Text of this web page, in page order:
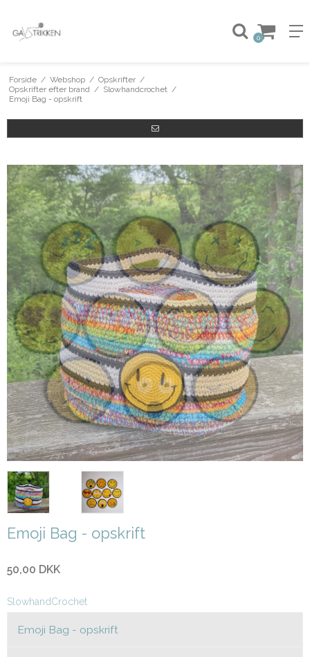
0
Forside / Webshop / Opskrifter /
Opskrifter efter brand / Slowhandcrochet /
Emoji Bag - opskrift
Emoji Bag - opskrift
50,00 DKK
SlowhandCrochet
Emoji Bag - opskrift